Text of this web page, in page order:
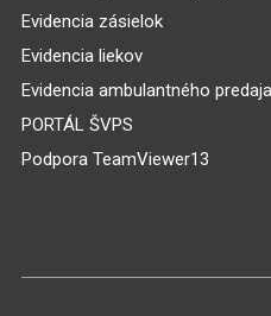
Evidencia zásielok
Evidencia liekov
Evidencia ambulantného predaja
PORTÁL ŠVPS
Podpora TeamViewer13